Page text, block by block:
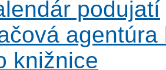
podujatí
agentúra
knižnice